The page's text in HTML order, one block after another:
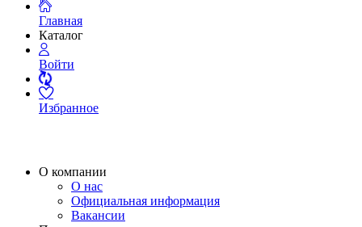
Главная
Каталог
Войти
Избранное
О компании
О нас
Официальная информация
Вакансии